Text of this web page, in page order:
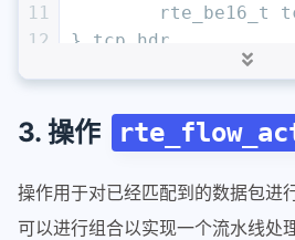
11
12
15
rte_be16_t
} tcp_hdr
}
item.spec = &tcp
3. 操作
操作用于对已经匹配到的数据包进
可以进行组合以实现一个流水线处理